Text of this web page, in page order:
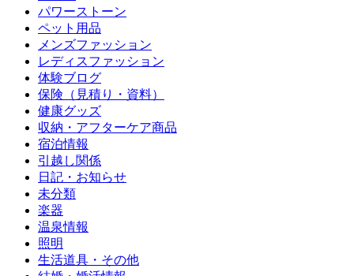
パワーストーン
ペット用品
メンズファッション
レディスファッション
体験ブログ
保険（見積り・資料）
健康グッズ
収納・アフターケア商品
宿泊情報
引越し関係
日記・お知らせ
未分類
楽器
温泉情報
照明
生活道具・その他